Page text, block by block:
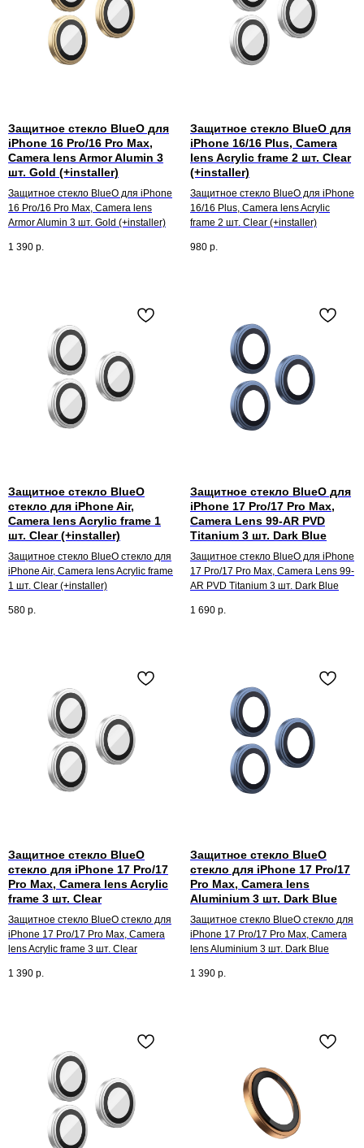
Защитное стекло BlueO для
iPhone 16 Pro/16 Pro Max,
Camera lens Armor Alumin 3
шт. Gold (+installer)
Защитное стекло BlueO для iPhone
16 Pro/16 Pro Max, Camera lens
Armor Alumin 3 шт. Gold (+installer)
1 390 р.
Защитное стекло BlueO для
iPhone 16/16 Plus, Camera
lens Acrylic frame 2 шт. Clear
(+installer)
Защитное стекло BlueO для iPhone
16/16 Plus, Camera lens Acrylic
frame 2 шт. Clear (+installer)
980 р.
Защитное стекло BlueO
стекло для iPhone Air,
Camera lens Acrylic frame 1
шт. Clear (+installer)
Защитное стекло BlueO стекло для
iPhone Air, Camera lens Acrylic frame
1 шт. Clear (+installer)
580 р.
Защитное стекло BlueO для
iPhone 17 Pro/17 Pro Max,
Camera Lens 99-AR PVD
Titanium 3 шт. Dark Blue
Защитное стекло BlueO для iPhone
17 Pro/17 Pro Max, Camera Lens 99-
AR PVD Titanium 3 шт. Dark Blue
1 690 р.
Защитное стекло BlueO
стекло для iPhone 17 Pro/17
Pro Max, Camera lens Acrylic
frame 3 шт. Clear
Защитное стекло BlueO стекло для
iPhone 17 Pro/17 Pro Max, Camera
lens Acrylic frame 3 шт. Clear
1 390 р.
Защитное стекло BlueO
стекло для iPhone 17 Pro/17
Pro Max, Camera lens
Aluminium 3 шт. Dark Blue
Защитное стекло BlueO стекло для
iPhone 17 Pro/17 Pro Max, Camera
lens Aluminium 3 шт. Dark Blue
1 390 р.